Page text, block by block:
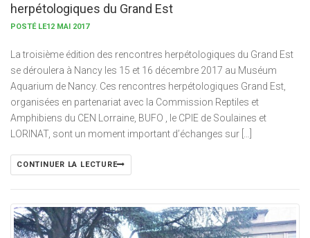
herpétologiques du Grand Est
POSTÉ LE12 MAI 2017
La troisième édition des rencontres herpétologiques du Grand Est
se déroulera à Nancy les 15 et 16 décembre 2017 au Muséum
Aquarium de Nancy. Ces rencontres herpétologiques Grand Est,
organisées en partenariat avec la Commission Reptiles et
Amphibiens du CEN Lorraine, BUFO , le CPIE de Soulaines et
LORINAT, sont un moment important d’échanges sur […]
CONTINUER LA LECTURE